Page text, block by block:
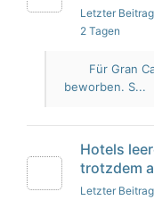
Letzter
2 Tagen
Für Gran
beworben. S...
Hotels
trotzdem
Letzter